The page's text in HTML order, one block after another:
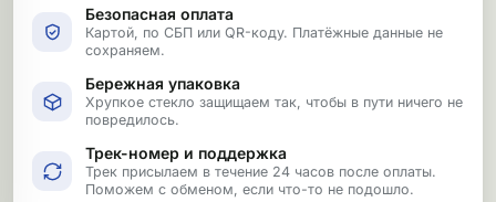
Безопасная оплата
Картой, по СБП или QR-коду. Платёжные данные не
сохраняем.
Бережная упаковка
Хрупкое стекло защищаем так, чтобы в пути ничего не
повредилось.
Трек-номер и поддержка
Трек присылаем в течение 24 часов после оплаты.
Поможем с обменом, если что-то не подошло.